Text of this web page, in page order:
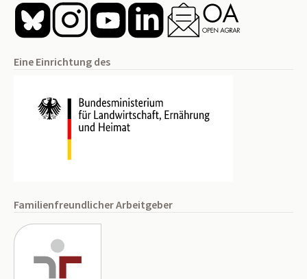
Eine Einrichtung des
Familienfreundlicher Arbeitgeber